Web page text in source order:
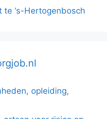
‘s-Hertogenbosch
opleiding,